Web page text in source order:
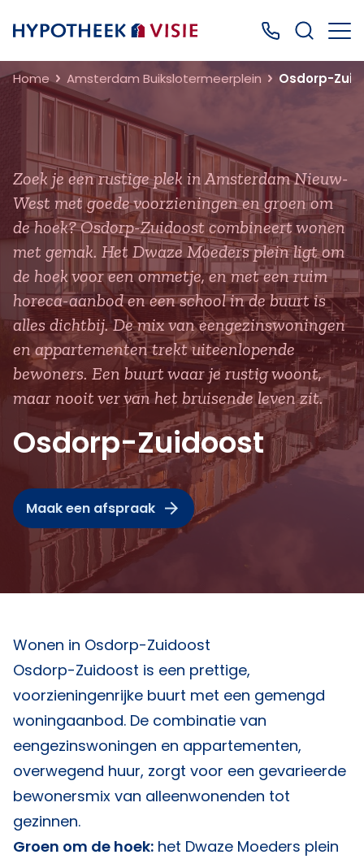
Terug naar home Bel ons: 0499
Home Amsterdam Buikslotermeerplein Osdorp-
Zoek je een rustige plek in Amsterdam Nieuw-
West met goede voorzieningen en groen om
de hoek? Osdorp-Zuidoost combineert wonen
met gemak. Het Dwaze Moeders plein ligt om
de hoek voor een ommetje, en met een ruim
horeca-aanbod en een school in de buurt is
alles dichtbij. De mix van eengezinswoningen
en appartementen trekt uiteenlopende
bewoners. Een buurt waar je rustig woont,
maar nooit ver van het bruisende leven zit.
Osdorp-Zuidoost
Maak een afspraak
Wonen in Osdorp-Zuidoost
Osdorp-Zuidoost is een prettige,
voorzieningenrijke buurt met een gemengd
woningaanbod. De combinatie van
eengezinswoningen en appartementen,
overwegend huur, zorgt voor een gevarieerde
bewonersmix van alleenwonenden tot
gezinnen.
Groen om de hoek: het Dwaze Moeders plein